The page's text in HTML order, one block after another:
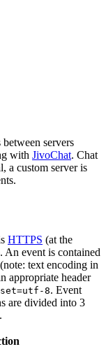
servers
with JivoChat. Chat
a custom server is
HTTPS (at the
An event is contained
text encoding in
appropriate header
8. Event
are divided into 3